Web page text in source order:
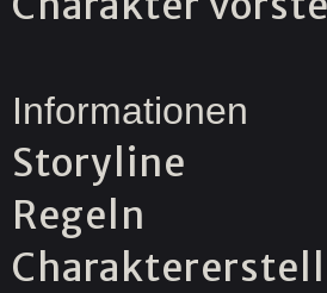
Informationen
Storyline
Regeln